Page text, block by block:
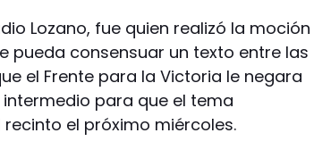
Lozano, fue quien realizó la moción
pueda consensuar un texto entre las
el Frente para la Victoria le negara
para que el tema
el próximo miércoles.